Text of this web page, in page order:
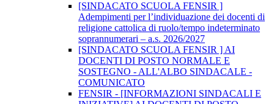
[SINDACATO SCUOLA FENSIR ]
Adempimenti per l’individuazione dei docenti di
religione cattolica di ruolo/tempo indeterminato
soprannumerari – a.s. 2026/2027
[SINDACATO SCUOLA FENSIR ] AI
DOCENTI DI POSTO NORMALE E
SOSTEGNO - ALL'ALBO SINDACALE -
COMUNICATO
FENSIR - [INFORMAZIONI SINDACALI E